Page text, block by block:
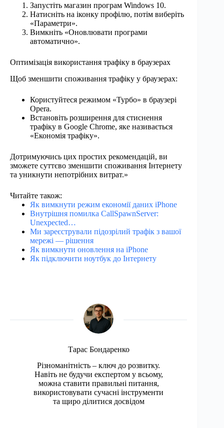
Запустіть магазин програм Windows 10.
Натисніть на іконку профілю, потім виберіть
«Параметри».
Вимкніть «Оновлювати програми
автоматично».
Оптимізація використання трафіку в браузерах
Щоб зменшити споживання трафіку у браузерах:
Користуйтеся режимом «Турбо» в браузері
Opera.
Встановіть розширення для стиснення
трафіку в Google Chrome, яке називається
«Економія трафіку».
Дотримуючись цих простих рекомендацій, ви
зможете суттєво зменшити споживання Інтернету
та уникнути непотрібних витрат.»
Читайте також:
Як вимкнути режим економії даних iPhone
Внутрішня помилка CallSpawnServer:
Unexpected…
Ми зареєстрували підозрілий трафік з вашої
мережі — рішення
Як вимкнути оновлення на iPhone
Як підключити ноутбук до Інтернету
Тарас Бондаренко
Різноманітність – ключ до розвитку.
Навіть не будучи експертом у всьому,
можна ставити правильні питання,
використовувати сучасні інструменти
та щиро ділитися досвідом